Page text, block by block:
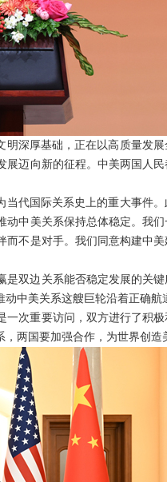
明深厚基础，正在以高质量发
迈向新的征程。中美两国人
当代国际关系史上的重大事件
中美关系保持总体稳定。我
不是对手。我们同意构建中
双边关系能否稳定发展的关
中美关系这艘巨轮沿着正确航
次重要访问，双方进行了积
两国要加强合作，为世界创造